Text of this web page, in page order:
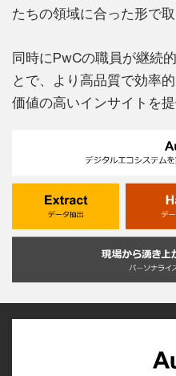
たちの領域に合った形で取
同時にPwCの職員が継続
とで、より高品質で効率
価値の高いインサイトを提